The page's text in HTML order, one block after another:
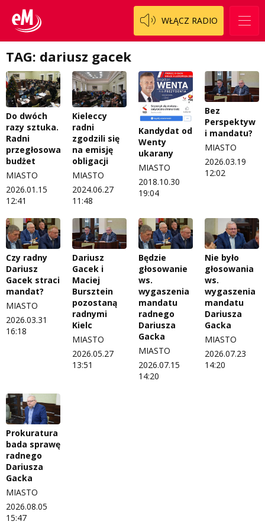
WŁĄCZ RADIO
Historia na fali
OdNowa
Pacjent, którego nie zapomnę
Pasjonaci
Piąta strona świata
Prawdę mówiąc
Słowo Dnia
Weekend z blondynką
W starych Kielcach
Wszystko w temacie
O nas
Zespół
Logo do pobrania
Regulamin konkursów
Regulamin przesyłania materiałów
Regulamin sklepu internetowego
Regulamin darowizn
Polityka prywatności
ZNAJDZIESZ NAS TAKŻE NA
TAG: dariusz gacek
Do dwóch
razy sztuka.
Radni
przegłosowali
budżet
MIASTO
2026.01.15
12:41
Kieleccy
radni
zgodzili się
na emisję
obligacji
MIASTO
2024.06.27
11:48
Kandydat od
Wenty
ukarany
MIASTO
2018.10.30
19:04
Bez
Perspektyw
i mandatu?
MIASTO
2026.03.19
12:02
Czy radny
Dariusz
Gacek straci
mandat?
MIASTO
2026.03.31
16:18
Dariusz
Gacek i
Maciej
Bursztein
pozostaną
radnymi
Kielc
MIASTO
2026.05.27
13:51
Będzie
głosowanie
ws.
wygaszenia
mandatu
radnego
Dariusza
Gacka
MIASTO
2026.07.15
14:20
Nie było
głosowania
ws.
wygaszenia
mandatu
Dariusza
Gacka
MIASTO
2026.07.23
14:20
Prokuratura
bada sprawę
radnego
Dariusza
Gacka
MIASTO
2026.08.05
15:47